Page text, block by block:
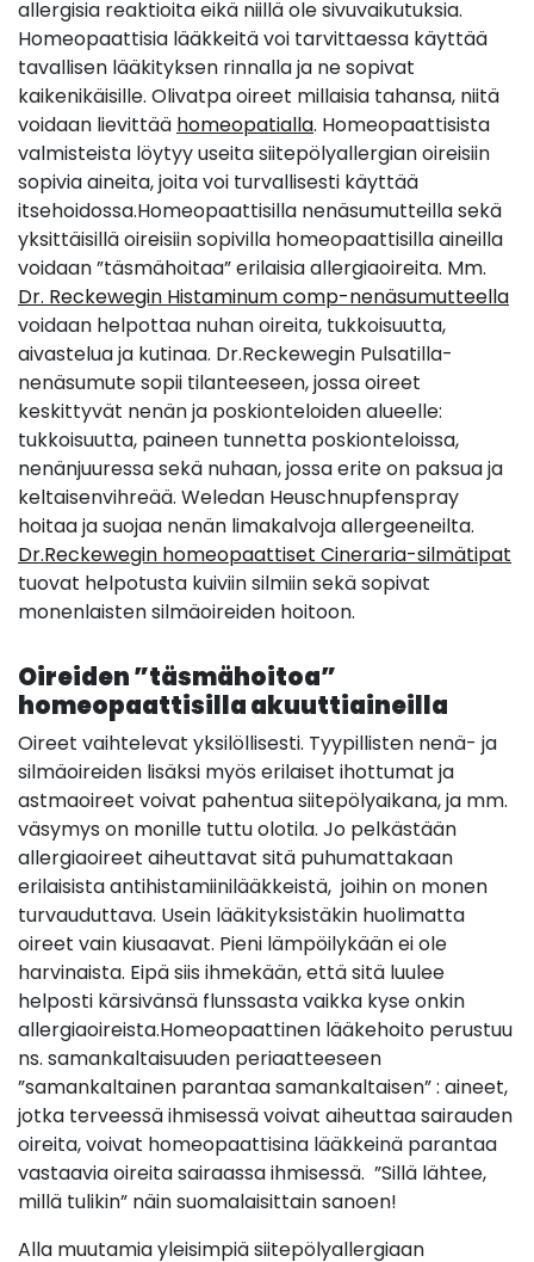
allergisia reaktioita eikä niillä ole sivuvaikutuksia.
Homeopaattisia lääkkeitä voi tarvittaessa käyttää
tavallisen lääkityksen rinnalla ja ne sopivat
kaikenikäisille. Olivatpa oireet millaisia tahansa, niitä
voidaan lievittää homeopatialla. Homeopaattisista
valmisteista löytyy useita siitepölyallergian oireisiin
sopivia aineita, joita voi turvallisesti käyttää
itsehoidossa.Homeopaattisilla nenäsumutteilla sekä
yksittäisillä oireisiin sopivilla homeopaattisilla aineilla
voidaan ”täsmähoitaa” erilaisia allergiaoireita. Mm.
Dr. Reckewegin Histaminum comp-nenäsumutteella
voidaan helpottaa nuhan oireita, tukkoisuutta,
aivastelua ja kutinaa. Dr.Reckewegin Pulsatilla-
nenäsumute sopii tilanteeseen, jossa oireet
keskittyvät nenän ja poskionteloiden alueelle:
tukkoisuutta, paineen tunnetta poskionteloissa,
nenänjuuressa sekä nuhaan, jossa erite on paksua ja
keltaisenvihreää. Weledan Heuschnupfenspray
hoitaa ja suojaa nenän limakalvoja allergeeneilta.
Dr.Reckewegin homeopaattiset Cineraria-silmätipat
tuovat helpotusta kuiviin silmiin sekä sopivat
monenlaisten silmäoireiden hoitoon.
Oireiden ”täsmähoitoa”
homeopaattisilla akuuttiaineilla
Oireet vaihtelevat yksilöllisesti. Tyypillisten nenä- ja
silmäoireiden lisäksi myös erilaiset ihottumat ja
astmaoireet voivat pahentua siitepölyaikana, ja mm.
väsymys on monille tuttu olotila. Jo pelkästään
allergiaoireet aiheuttavat sitä puhumattakaan
erilaisista antihistamiinilääkkeistä, joihin on monen
turvauduttava. Usein lääkityksistäkin huolimatta
oireet vain kiusaavat. Pieni lämpöilykään ei ole
harvinaista. Eipä siis ihmekään, että sitä luulee
helposti kärsivänsä flunssasta vaikka kyse onkin
allergiaoireista.Homeopaattinen lääkehoito perustuu
ns. samankaltaisuuden periaatteeseen
”samankaltainen parantaa samankaltaisen” : aineet,
jotka terveessä ihmisessä voivat aiheuttaa sairauden
oireita, voivat homeopaattisina lääkkeinä parantaa
vastaavia oireita sairaassa ihmisessä. ”Sillä lähtee,
millä tulikin” näin suomalaisittain sanoen!
Alla muutamia yleisimpiä siitepölyallergiaan